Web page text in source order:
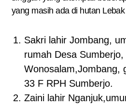
yang masih ada di hutan
Sakri lahir Jombang,
rumah Desa
Wonosalam,Jombang,
33 F RPH Sumberjo.
Zaini lahir